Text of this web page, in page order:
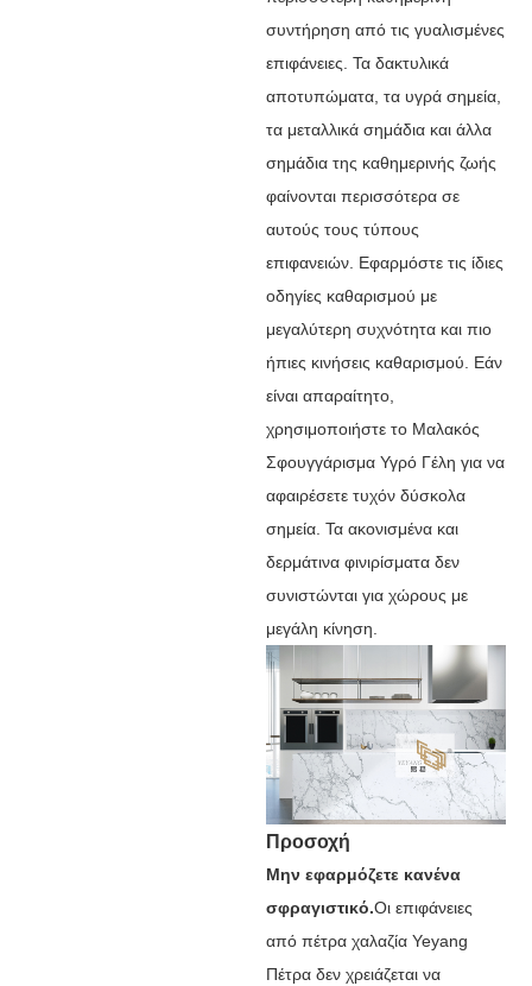
συντήρηση από τις γυαλισμένες
επιφάνειες. Τα δακτυλικά
αποτυπώματα, τα υγρά σημεία,
τα μεταλλικά σημάδια και άλλα
σημάδια της καθημερινής ζωής
φαίνονται περισσότερα σε
αυτούς τους τύπους
επιφανειών. Εφαρμόστε τις ίδιες
οδηγίες καθαρισμού με
μεγαλύτερη συχνότητα και πιο
ήπιες κινήσεις καθαρισμού. Εάν
είναι απαραίτητο,
χρησιμοποιήστε το Μαλακός
Σφουγγάρισμα Υγρό Γέλη για να
αφαιρέσετε τυχόν δύσκολα
σημεία. Τα ακονισμένα και
δερμάτινα φινιρίσματα δεν
συνιστώνται για χώρους με
μεγάλη κίνηση.
Προσοχή
Μην εφαρμόζετε κανένα
σφραγιστικό.Οι επιφάνειες
από πέτρα χαλαζία Yeyang
Πέτρα δεν χρειάζεται να